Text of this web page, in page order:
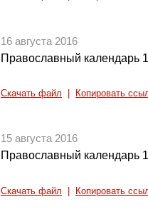
16 августа 2016
Православный календарь
Скачать файл Копировать
15 августа 2016
Православный календарь
Скачать файл Копировать